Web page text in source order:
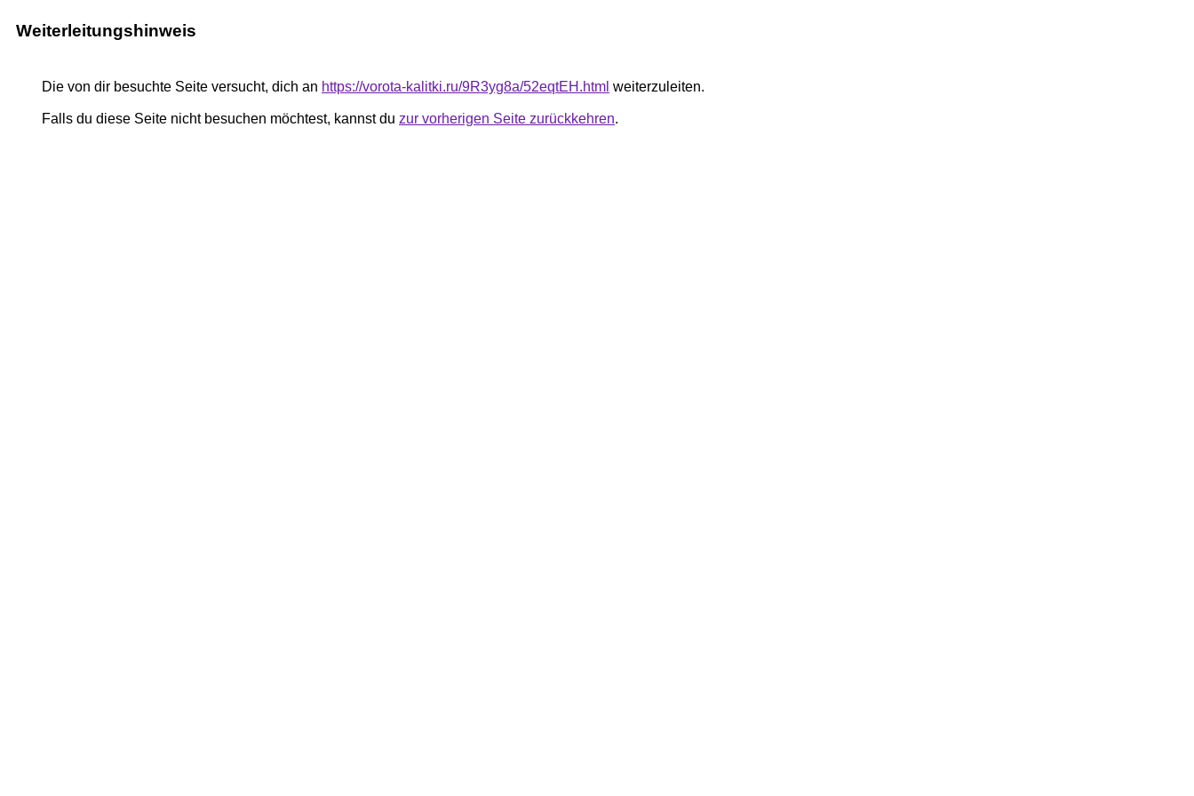
Weiterleitungshinweis
Die von dir besuchte Seite versucht, dich an https://vorota-kalitki.ru/9R3yg8a/52eqtEH.html weiterzuleiten.
Falls du diese Seite nicht besuchen möchtest, kannst du zur vorherigen Seite zurückkehren.